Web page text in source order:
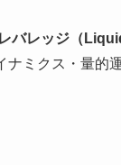
バレッジ（
ミクス・量的